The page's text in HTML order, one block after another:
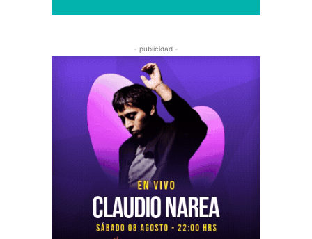
- publicidad -